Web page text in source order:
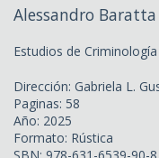
Alessandro Baratta
Estudios de Criminología
Dirección: Gabriela L.
Paginas: 58
Año: 2025
Formato: Rústica
SBN: 978-631-6539-90-8